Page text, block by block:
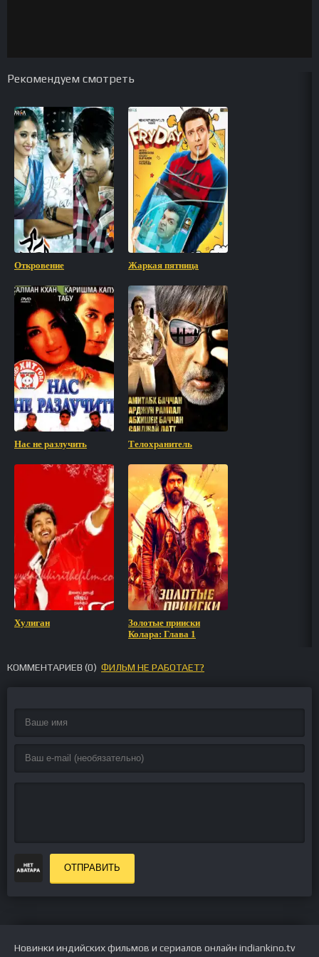
Рекомендуем смотреть
Откровение Жаркая пятница
Нас не разлучить Телохранитель
Хулиган
Золотые прииски
Колара: Глава 1
КОММЕНТАРИЕВ (0) ФИЛЬМ НЕ РАБОТАЕТ?
ОТПРАВИТЬ
Новинки индийских фильмов и сериалов онлайн indiankino.tv